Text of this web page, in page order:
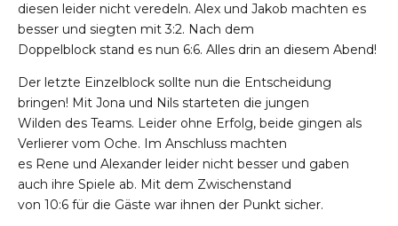
diesen leider nicht veredeln. Alex und Jakob machten es
besser und siegten mit 3:2. Nach dem
Doppelblock stand es nun 6:6. Alles drin an diesem Abend!
Der letzte Einzelblock sollte nun die Entscheidung
bringen! Mit Jona und Nils starteten die jungen
Wilden des Teams. Leider ohne Erfolg, beide gingen als
Verlierer vom Oche. Im Anschluss machten
es Rene und Alexander leider nicht besser und gaben
auch ihre Spiele ab. Mit dem Zwischenstand
von 10:6 für die Gäste war ihnen der Punkt sicher.